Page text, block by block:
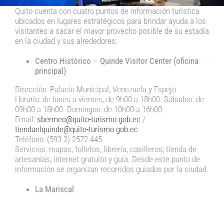
Quito cuenta con cuatro puntos de información turística
ubicados en lugares estratégicos para brindar ayuda a los
visitantes a sacar el mayor provecho posible de su estadía
en la ciudad y sus alrededores:
Centro Histórico – Quinde Visitor Center (oficina
principal)
Dirección: Palacio Municipal, Venezuela y Espejo
Horario: de lunes a viernes, de 9h00 a 18h00. Sábados: de
09h00 a 18h00. Domingos: de 10h00 a 16h00
Email: sbermeo@quito-turismo.gob.ec /
tiendaelquinde@quito-turismo.gob.ec
Teléfono: (593 2) 2572 445
Servicios: mapas, folletos, librería, casilleros, tienda de
artesanías, internet gratuito y guía. Desde este punto de
información se organizan recorridos guiados por la ciudad.
La Mariscal